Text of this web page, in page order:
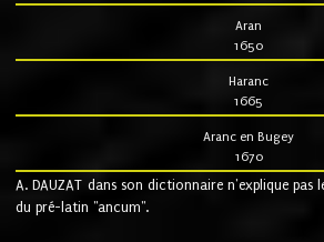
Aran
1650
Haranc
1665
Aranc en Bugey
1670
A. DAUZAT dans son dictionnaire n'explique pas
du pré-latin "ancum".